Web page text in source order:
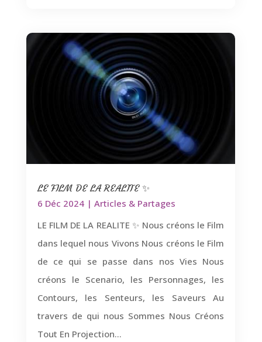
LE FILM DE LA REALITE ✨
6 Déc 2024| Articles & Partages
LE FILM DE LA REALITE ✨ Nous créons le Film
dans lequel nous Vivons Nous créons le Film
de ce qui se passe dans nos Vies Nous
créons le Scenario, les Personnages, les
Contours, les Senteurs, les Saveurs Au
travers de qui nous Sommes Nous Créons
Tout En Projection...